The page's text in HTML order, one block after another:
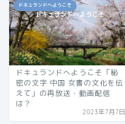
ドキュランドへようこそ
ドキュランドへようこそ「秘
密の文字 中国 女書の文化を伝
えて」の再放送・動画配信
は？
2023年7月7日